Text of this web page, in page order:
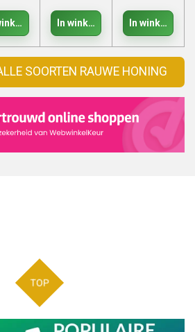
In winkelwagen In
SOORTEN RAUWE HONING
TOP